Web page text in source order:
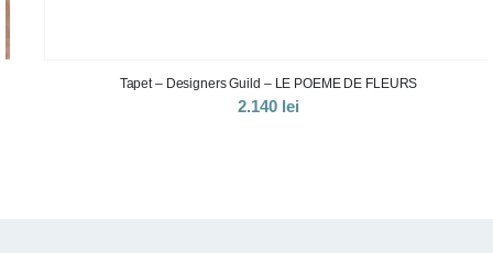
Tapet – Designers Guild – LE POEME DE FLEURS
2.140lei